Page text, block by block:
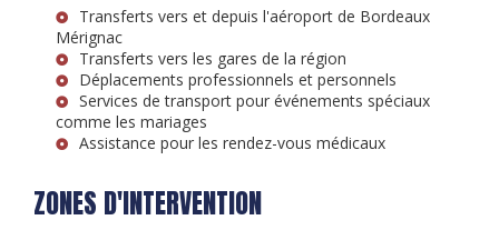
Transferts vers et depuis l'aéroport de Bordeaux
Mérignac
Transferts vers les gares de la région
Déplacements professionnels et personnels
Services de transport pour événements spéciaux
comme les mariages
Assistance pour les rendez-vous médicaux
ZONES D'INTERVENTION